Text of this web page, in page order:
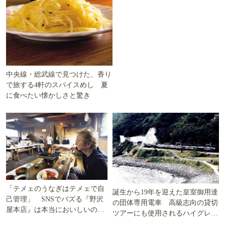
中央線・総武線で見つけた、香り
で旅する4軒のスパイスめし 夏
に食べたい懐かしさと驚き
「テメェのうなぎはテメェで自
己管理」 SNSでバズる『野沢
屋本店』は本当においしいの
誕生から19年を迎えた皇室御用達
の団体専用電車 高級志向の貸切
ツアーにも使用されるハイグレー